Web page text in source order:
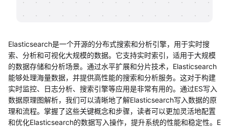
Elasticsearch是一个开源的分布式搜索和分析引擎，用于实时搜
索、分析和可视化大规模的数据。它支持实时索引，适用于大规模
的数据存储和分析场景。通过水平扩展和分片技术，Elasticsearch
能够处理海量数据，并提供高性能的搜索和分析服务。这对于构建
实时监控、日志分析、搜索引擎等应用是非常有用的。通过ES写入
数据原理图解析，我们可以清晰地了解Elasticsearch写入数据的原
理和流程。掌握了这些关键概念和步骤，读者可以更加灵活地配置
和优化Elasticsearch的数据写入操作，提升系统的性能和稳定性。E